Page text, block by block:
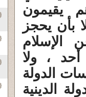
يقيمون
بأن يحجز
الإسلام
، ولا
الدولة
الدينية